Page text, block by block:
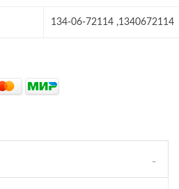
134-06-72114 ,1340672114